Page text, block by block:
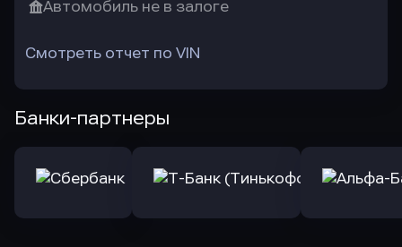
Автомобиль не в залоге
Смотреть отчет по VIN
Банки-партнеры